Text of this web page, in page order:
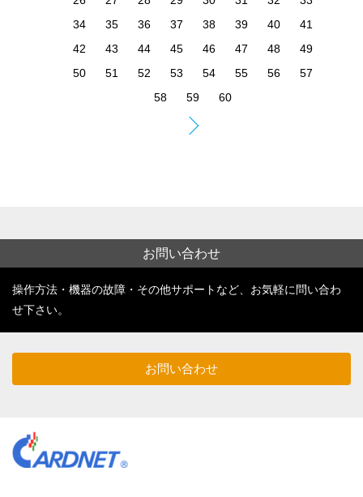
お問い合わせ
操作方法・機器の故障・その他サポートなど、お気軽に問い合わ
せ下さい。
お問い合わせ